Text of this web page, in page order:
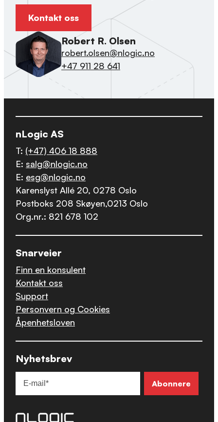
Kontakt oss
Robert R. Olsen
robert.olsen@nlogic.no
+47 911 28 641
nLogic AS
T: (+47) 406 18 888
E: salg@nlogic.no
E: esg@nlogic.no
Karenslyst Allé 20, 0278 Oslo
Postboks 208 Skøyen,0213 Oslo
Org.nr.: 821 678 102
Snarveier
Finn en konsulent
Kontakt oss
Support
Personvern og Cookies
Åpenhetsloven
Nyhetsbrev